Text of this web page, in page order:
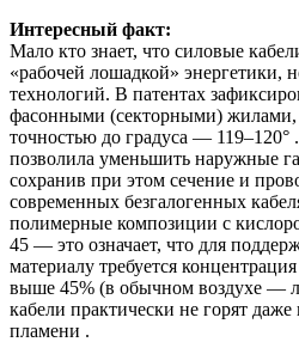
Интересный факт:
Мало кто знает, что силовые
«рабочей лошадкой» энергетики,
технологий. В патентах
фасонными (секторными) жилами,
точностью до градуса — 119–120°
позволила уменьшить наружные
сохранив при этом сечение и
современных безгалогенных
полимерные композиции с
45 — это означает, что для
материалу требуется
выше 45% (в обычном воздухе —
кабели практически не горят
пламени .